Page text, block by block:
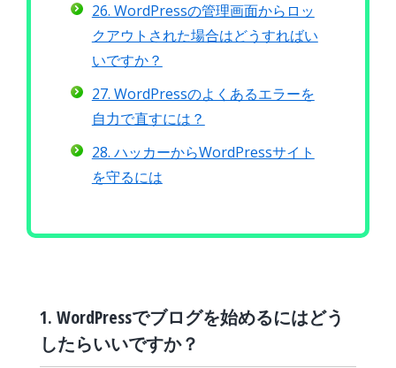
26. WordPressの管理画面からロッ
クアウトされた場合はどうすればい
いですか？
27. WordPressのよくあるエラーを
自力で直すには？
28. ハッカーからWordPressサイト
を守るには
1. WordPressでブログを始めるにはどう
したらいいですか？